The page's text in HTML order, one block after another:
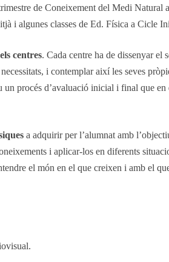
de Coneixement del Medi Natural a
i algunes classes de Ed. Física a Cicle
centres. Cada centre ha de dissenyar el
i contemplar així les seves
procés d’avaluació inicial i final que en
a adquirir per l’alumnat amb
i aplicar-los en diferents
el món en el que creixen i amb el